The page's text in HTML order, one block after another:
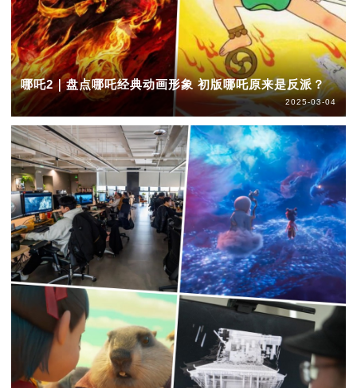
哪吒2｜盘点哪吒经典动画形象 初版哪吒原来是反派？
2025-03-04